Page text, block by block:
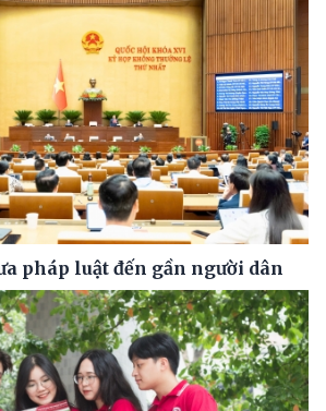
pháp luật đến gần người dân